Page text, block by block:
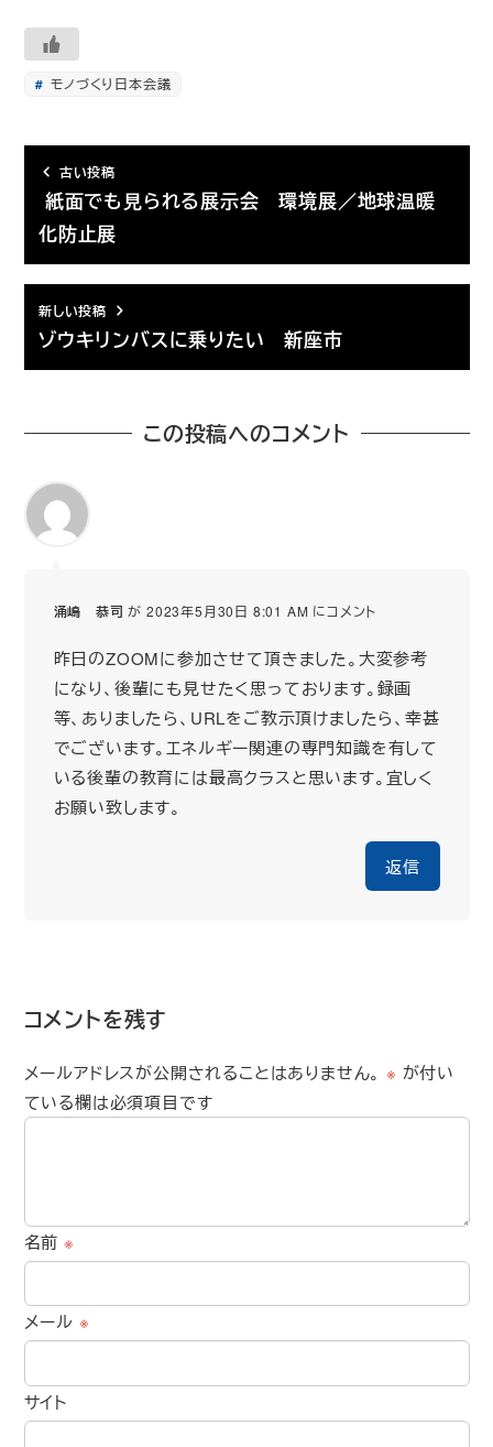
モノづくり日本会議
古い投稿
紙面でも見られる展示会 環境展／地球温暖
化防止展
新しい投稿
ゾウキリンバスに乗りたい 新座市
この投稿へのコメント
涌嶋 恭司 が 2023年5月30日 8:01 AM にコメント
昨日のZOOMに参加させて頂きました。大変参考
になり、後輩にも見せたく思っております。録画
等、ありましたら、URLをご教示頂けましたら、幸甚
でございます。エネルギー関連の専門知識を有して
いる後輩の教育には最高クラスと思います。宜しく
お願い致します。
返信
コメントを残す
メールアドレスが公開されることはありません。 ※ が付い
ている欄は必須項目です
名前 ※
メール ※
サイト